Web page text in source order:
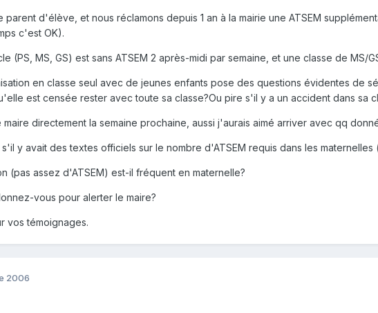
d'élève, et nous réclamons depuis 1 an à la mairie une ATSEM
c'est OK).
(PS, MS, GS) est sans ATSEM 2 après-midi par semaine, et une classe de MS/
en classe seul avec de jeunes enfants pose des questions évidentes de
est censée rester avec toute sa classe?Ou pire s'il y a un accident dans sa
directement la semaine prochaine, aussi j'aurais aimé arriver avec qq
y avait des textes officiels sur le nombre d'ATSEM requis dans les
(pas assez d'ATSEM) est-il fréquent en maternelle?
vous pour alerter le maire?
vos témoignages.
2006